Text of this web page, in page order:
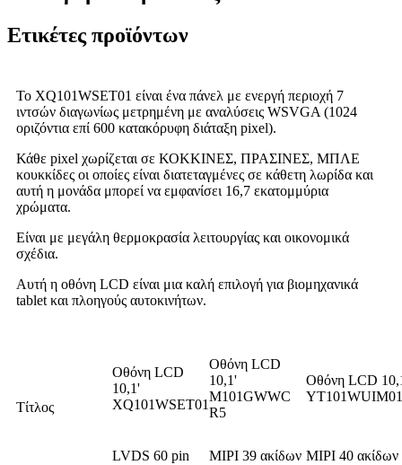
Ετικέτες προϊόντων
Το XQ101WSET01 είναι ένα πάνελ με ενεργή περιοχή 7
ιντσών διαγωνίως μετρημένη με αναλύσεις WSVGA (1024
οριζόντια επί 600 κατακόρυφη διάταξη pixel).
Κάθε pixel χωρίζεται σε ΚΟΚΚΙΝΕΣ, ΠΡΑΣΙΝΕΣ, ΜΠΛΕ
κουκκίδες οι οποίες είναι διατεταγμένες σε κάθετη λωρίδα και
αυτή η μονάδα μπορεί να εμφανίσει 16,7 εκατομμύρια
χρώματα.
Είναι με μεγάλη θερμοκρασία λειτουργίας και οικονομικά
σχέδια.
Αυτή η οθόνη LCD είναι μια καλή επιλογή για βιομηχανικά
tablet και πλοηγούς αυτοκινήτων.
Τίτλος
Οθόνη LCD
10,1'
XQ101WSET01
Οθόνη LCD
10,1'
M101GWWC
R5
Οθόνη LCD
YT101WUIM01
LVDS 60 pin MIPI 39 ακίδων MIPI 40 ακίδων